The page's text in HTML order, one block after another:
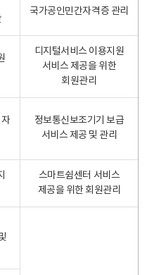
국가공인민간자격증 관리
디지털서비스 이용지원
서비스 제공을 위한
회원관리
정보통신보조기기 보급
서비스 제공 및 관리
스마트쉼센터 서비스
제공을 위한 회원관리